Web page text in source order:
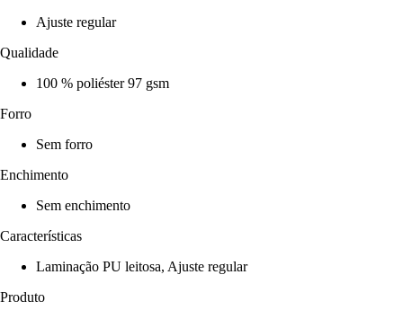
Ajuste regular
Qualidade
100 % poliéster 97 gsm
Forro
Sem forro
Enchimento
Sem enchimento
Características
Laminação PU leitosa, Ajuste regular
Produto